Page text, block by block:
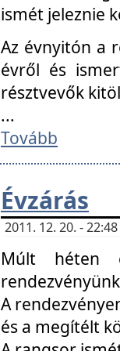
ismét jeleznie
Az évnyitón a
évről és
résztvevők
...
Tovább
Évzárás
2011. 12. 20. -
Múlt héten
A
és a megítélt